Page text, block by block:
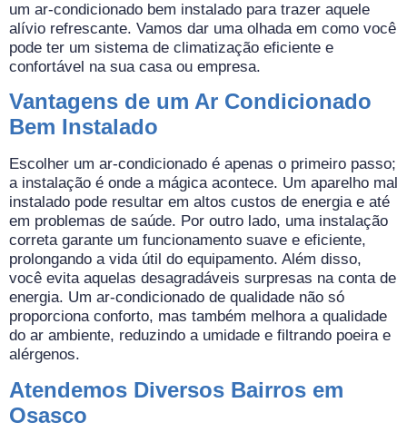
um ar-condicionado bem instalado para trazer aquele
alívio refrescante. Vamos dar uma olhada em como você
pode ter um sistema de climatização eficiente e
confortável na sua casa ou empresa.
Vantagens de um Ar Condicionado
Bem Instalado
Escolher um ar-condicionado é apenas o primeiro passo;
a instalação é onde a mágica acontece. Um aparelho mal
instalado pode resultar em altos custos de energia e até
em problemas de saúde. Por outro lado, uma instalação
correta garante um funcionamento suave e eficiente,
prolongando a vida útil do equipamento. Além disso,
você evita aquelas desagradáveis surpresas na conta de
energia. Um ar-condicionado de qualidade não só
proporciona conforto, mas também melhora a qualidade
do ar ambiente, reduzindo a umidade e filtrando poeira e
alérgenos.
Atendemos Diversos Bairros em
Osasco